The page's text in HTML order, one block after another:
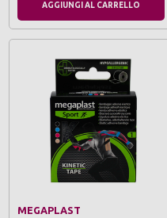
AGGIUNGI AL CARRELLO
MEGAPLAST